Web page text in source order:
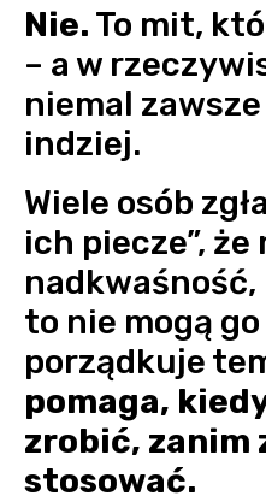
Nie. To mit,
– a w
niemal
indziej.
Wiele osób
ich piecze”, że
to nie mogą
porządkuje
pomaga,
zrobić, zanim
stosować.